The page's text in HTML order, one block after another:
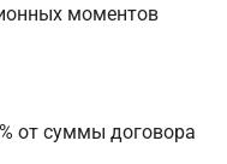
моментов
от суммы договора